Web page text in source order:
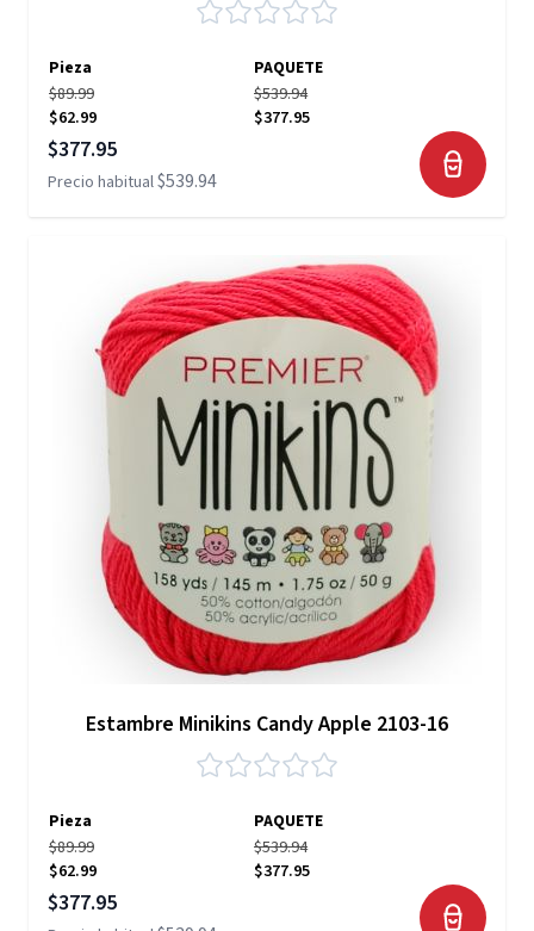
Pieza
PAQUETE
$89.99
$62.99
$539.94
$377.95
Precio especial
$377.95
Precio habitual$539.94
Estambre Minikins Candy Apple 2103-16
Pieza
PAQUETE
$89.99
$62.99
$539.94
$377.95
Precio especial
$377.95